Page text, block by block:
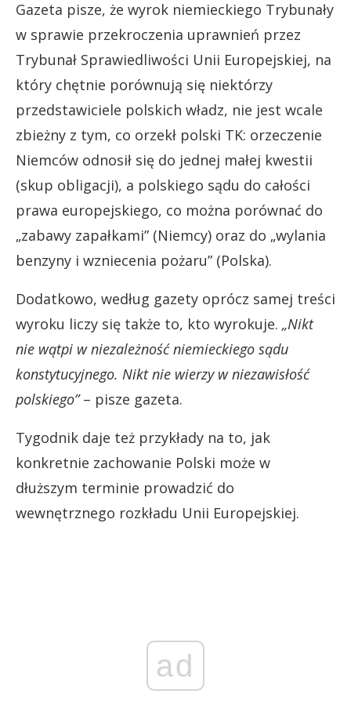
Gazeta pisze, że wyrok niemieckiego Trybunały
w sprawie przekroczenia uprawnień przez
Trybunał Sprawiedliwości Unii Europejskiej, na
który chętnie porównują się niektórzy
przedstawiciele polskich władz, nie jest wcale
zbieżny z tym, co orzekł polski TK: orzeczenie
Niemców odnosił się do jednej małej kwestii
(skup obligacji), a polskiego sądu do całości
prawa europejskiego, co można porównać do
„zabawy zapałkami” (Niemcy) oraz do „wylania
benzyny i wzniecenia pożaru” (Polska).
Dodatkowo, według gazety oprócz samej treści
wyroku liczy się także to, kto wyrokuje. „Nikt
nie wątpi w niezależność niemieckiego sądu
konstytucyjnego. Nikt nie wierzy w niezawisłość
polskiego”– pisze gazeta.
Tygodnik daje też przykłady na to, jak
konkretnie zachowanie Polski może w
dłuższym terminie prowadzić do
wewnętrznego rozkładu Unii Europejskiej.
ad